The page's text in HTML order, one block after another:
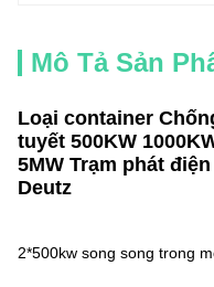
Mô Tả Sản
Loại container
tuyết 500KW
5MW Trạm phát
Deutz
2*500kw song song trong